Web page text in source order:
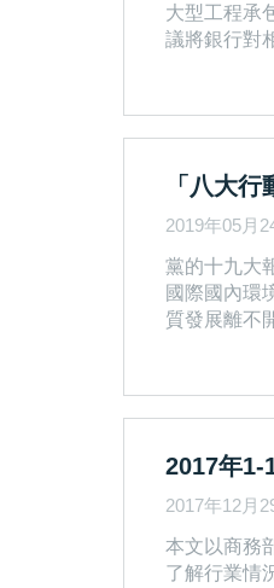
大型工程承
議將銀行對相關企業的融資風險提供保障。
�
「八大
2019年05月
黨的十九大
國際國內環境變化，特
質發展離不
�
2017年1-
2017年12月
本文以商務